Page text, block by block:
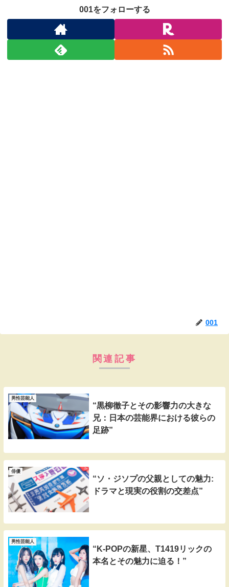
001をフォローする
001
関連記事
男性芸能人
“黒柳徹子とその影響力の大きな
兄：日本の芸能界における彼らの
足跡”
俳優
“ソ・ジソプの父親としての魅力:
ドラマと現実の役割の交差点”
男性芸能人
“K-POPの新星、T1419リックの
本名とその魅力に迫る！”